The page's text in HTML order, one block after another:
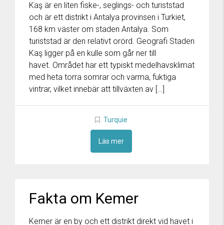
Kaş är en liten fiske-, seglings- och turiststad
och är ett distrikt i Antalya provinsen i Turkiet,
168 km väster om staden Antalya. Som
turiststad är den relativt orörd. Geografi Staden
Kaş ligger på en kulle som går ner till
havet. Området har ett typiskt medelhavsklimat
med heta torra somrar och varma, fuktiga
vintrar, vilket innebär att tillväxten av […]
Turquie
Läs mer
Fakta om Kemer
Kemer är en by och ett distrikt direkt vid havet i